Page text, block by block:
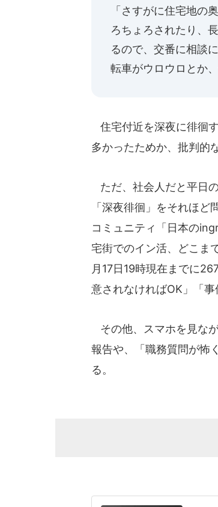
「さすがに住宅地の
ろちょろされたり、
るので、交番に相談
転車がウロウロとか
住宅付近を深夜に徘徊
多かったためか、批判的
ただ、社会人だと平日
「深夜徘徊」をそれほ
コミュニティ「日本の
宅街でのイン活、どこま
月17日19時現在までに
意されなければOK」「事
その他、スマホを見な
報告や、「職務質問が怖
る。